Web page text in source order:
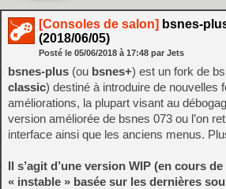
[Consoles de salon] bsnes-
(2018/06/05)
Posté le 05/06/2018 à 17:48 par Jets
bsnes-plus (ou bsnes+) est un fork de
classic) destiné à introduire de nouvelles
améliorations, la plupart visant au
version améliorée de bsnes 073 ou l’on
interface ainsi que les anciens menus.
Il s’agit d’une version WIP (en cours
« instable » basée sur les dernières